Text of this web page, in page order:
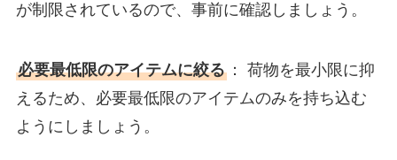
が制限されているので、事前に確認しましょう。
必要最低限のアイテムに絞る： 荷物を最小限に抑
えるため、必要最低限のアイテムのみを持ち込む
ようにしましょう。